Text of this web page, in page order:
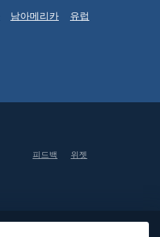
남아메리카
유럽
피드백 위젯